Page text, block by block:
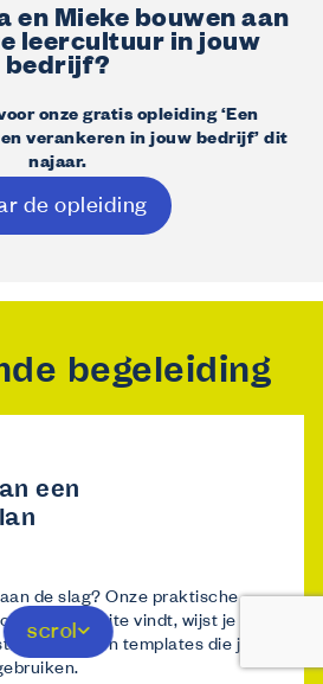
scrol
en Mieke bouwen aan
leercultuur in jouw
bedrijf?
onze gratis opleiding ‘Een
verankeren in jouw bedrijf’ dit
najaar.
de opleiding
begeleiding
een
de slag? Onze praktische
onze website vindt, wijst je
en templates die je